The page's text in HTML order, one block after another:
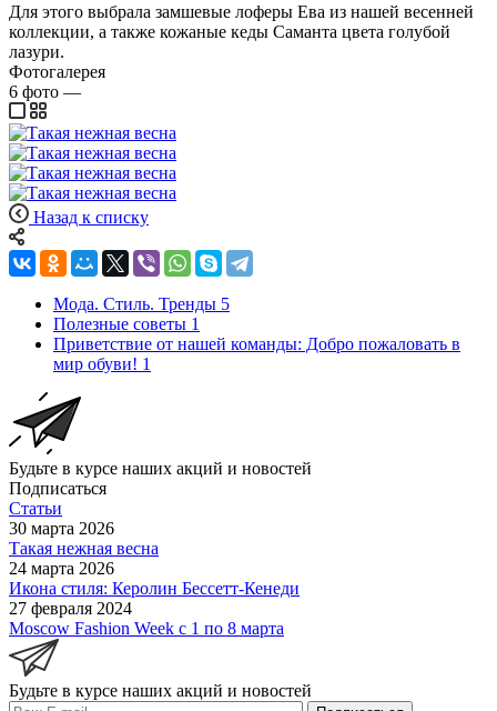
Для этого выбрала замшевые лоферы Ева из нашей весенней
коллекции, а также кожаные кеды Саманта цвета голубой
лазури.
Фотогалерея
6 фото —
Назад к списку
Мода. Стиль. Тренды 5
Полезные советы 1
Приветствие от нашей команды: Добро пожаловать в
мир обуви! 1
Будьте в курсе наших акций и новостей
Подписаться
Статьи
30 марта 2026
Такая нежная весна
24 марта 2026
Икона стиля: Керолин Бессетт-Кенеди
27 февраля 2024
Moscow Fashion Week с 1 по 8 марта
Будьте в курсе наших акций и новостей